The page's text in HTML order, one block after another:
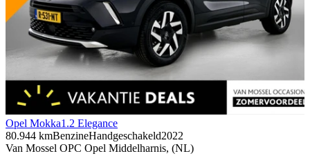
Opel Mokka1.2 Elegance
80.944 kmBenzineHandgeschakeld2022
Van Mossel OPC Opel Middelharnis, (NL)